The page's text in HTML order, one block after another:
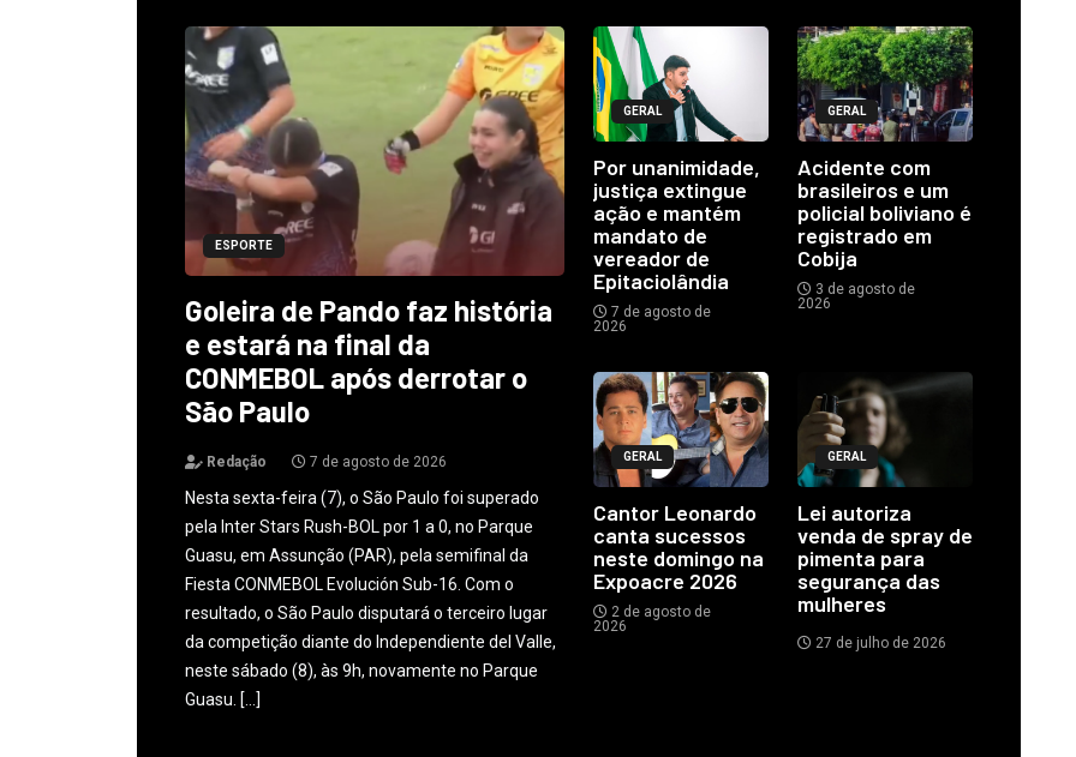
ESPORTE
Goleira de Pando faz história
e estará na final da
CONMEBOL após derrotar o
São Paulo
Redação 7 de agosto de 2026
Nesta sexta-feira (7), o São Paulo foi superado
pela Inter Stars Rush-BOL por 1 a 0, no Parque
Guasu, em Assunção (PAR), pela semifinal da
Fiesta CONMEBOL Evolución Sub-16. Com o
resultado, o São Paulo disputará o terceiro lugar
da competição diante do Independiente del Valle,
neste sábado (8), às 9h, novamente no Parque
Guasu. […]
GERAL
Por unanimidade,
justiça extingue
ação e mantém
mandato de
vereador de
Epitaciolândia
7 de agosto de
2026
GERAL
Acidente com
brasileiros e um
policial boliviano é
registrado em
Cobija
3 de agosto de
2026
GERAL
Cantor Leonardo
canta sucessos
neste domingo na
Expoacre 2026
2 de agosto de
2026
GERAL
Lei autoriza
venda de spray de
pimenta para
segurança das
mulheres
27 de julho de 2026